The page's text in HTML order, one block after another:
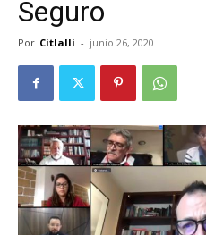
Seguro
Por Citlalli - junio 26, 2020